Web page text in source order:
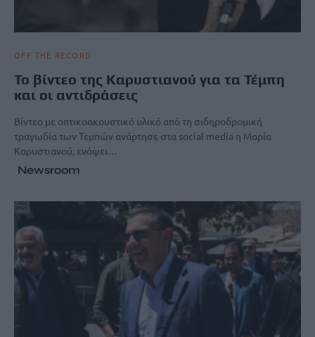
OFF THE RECORD
Το βίντεο της Καρυστιανού για τα Τέμπη
και οι αντιδράσεις
Βίντεο με οπτικοακουστικό υλικό από τη σιδηροδρομική
τραγωδία των Τεμπών ανάρτησε στα social media η Μαρία
Καρυστιανού, ενόψει…
Newsroom